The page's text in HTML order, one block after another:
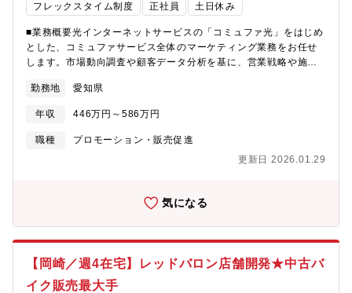
フレックスタイム制度 正社員 土日休み
■業務概要光インターネットサービスの「コミュファ光」をはじめ
とした、コミュファサービス全体のマーケティング業務をお任せ
します。市場動向調査や顧客データ分析を基に、営業戦略や施策
築に専念できるポジションです。■具体的な業務・市場動向調査お
よび競合分析・顧客データやアンケート結果の分析設計・評価・
営業戦略・営業施策の検討・立案・データに基づく営業企画の上
流設計■仕事の魅力､やりがい同社を支える事業の一つである「コ
ることができます。データドリブンな営業戦略の立案に携わり、
くの部署や経営層と連携しながら戦略を練る重要な役割です。■キ
ャリアプラン：入社後は営業戦略立案とデータ分析の実務を経
験。将来的には営業企画の中核メンバーとして、戦略の上流設計
から実行までをリードすることが期待されます。■求める人物像・
数字に強く、数字を扱うことが好きな方・論理的思考（ロジカル
シンキング）ができる方・コンシューマ向け業務経験歓迎、異業
種からの応募も可能
勤務地 愛知県
年収 446万円～586万円
職種
プロモーション・販売促進
更新日 2026.01.29
気になる
【岡崎／週4在宅】レッドバロン店舗開発★中古バ
イク販売最大手